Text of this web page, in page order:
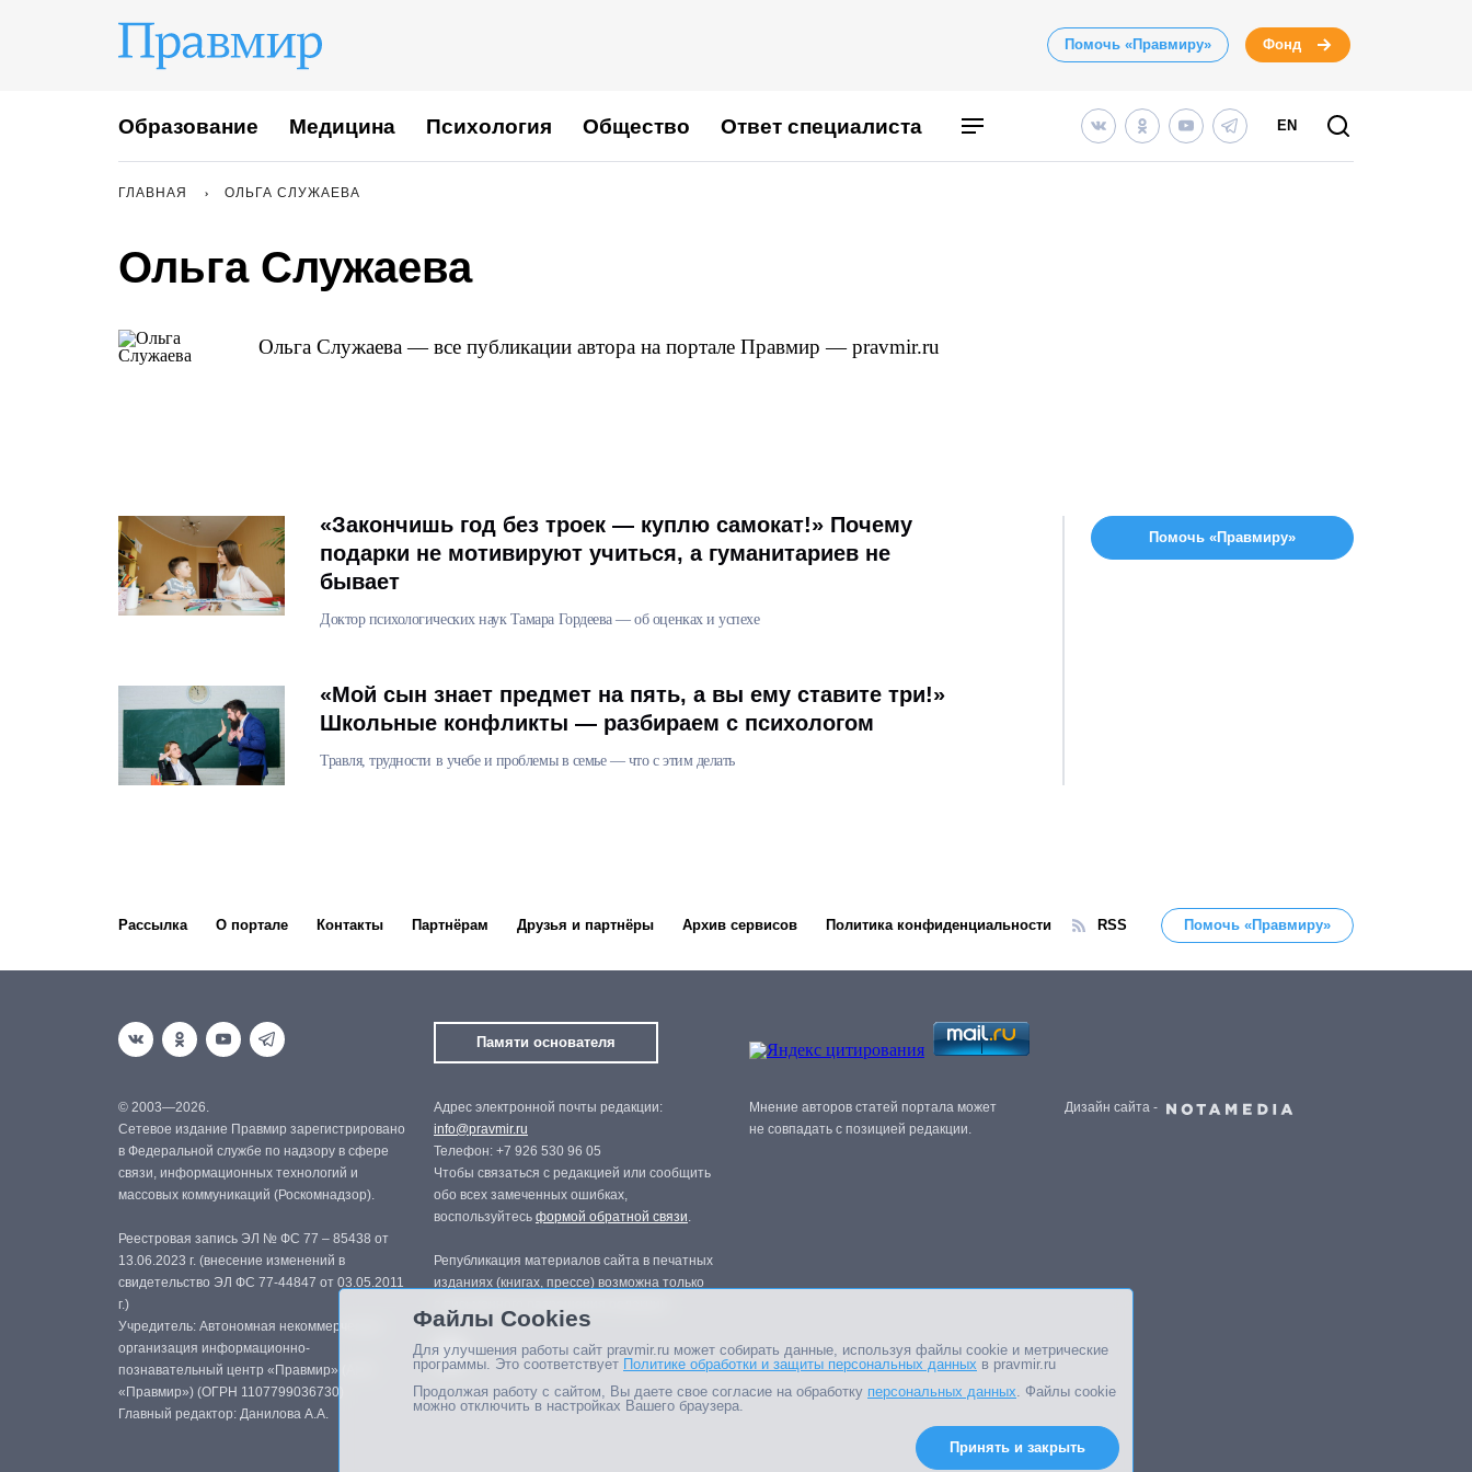
Помочь «Правмиру» Фонд
Образование Медицина Психология Общество Ответ специалиста EN
ГЛАВНАЯ ОЛЬГА СЛУЖАЕВА
Ольга Служаева
Ольга Служаева — все публикации автора на портале Правмир — pravmir.ru
«Закончишь год без троек — куплю самокат!» Почему
подарки не мотивируют учиться, а гуманитариев не
бывает
Доктор психологических наук Тамара Гордеева — об оценках и успехе
«Мой сын знает предмет на пять, а вы ему ставите три!»
Школьные конфликты — разбираем с психологом
Травля, трудности в учебе и проблемы в семье — что с этим делать
Помочь «Правмиру»
Рассылка О портале Контакты Партнёрам Друзья и партнёры Архив сервисов Политика конфиденциальности RSS Помочь «Правмиру»
Памяти основателя
© 2003—2026.
Сетевое издание Правмир зарегистрировано
в Федеральной службе по надзору в сфере
связи, информационных технологий и
массовых коммуникаций (Роскомнадзор).
Реестровая запись ЭЛ № ФС 77 – 85438 от
13.06.2023 г. (внесение изменений в
свидетельство ЭЛ ФС 77-44847 от 03.05.2011
г.)
Учредитель: Автономная некоммерческая
организация информационно-
познавательный центр «Правмир» (АНО
«Правмир») (ОГРН 1107799036730)
Главный редактор: Данилова А.А.
Адрес электронной почты редакции:
info@pravmir.ru
Телефон: +7 926 530 96 05
Чтобы связаться с редакцией или сообщить
обо всех замеченных ошибках,
воспользуйтесь формой обратной связи.
Републикация материалов сайта в печатных
изданиях (книгах, прессе) возможна только
Мнение авторов статей портала может
не совпадать с позицией редакции.
Дизайн сайта -
Файлы Cookies
Для улучшения работы сайт pravmir.ru может собирать данные, используя файлы cookie и метрические
программы. Это соответствует Политике обработки и защиты персональных данных в pravmir.ru
Продолжая работу с сайтом, Вы даете свое согласие на обработку персональных данных. Файлы cookie
можно отключить в настройках Вашего браузера.
Принять и закрыть